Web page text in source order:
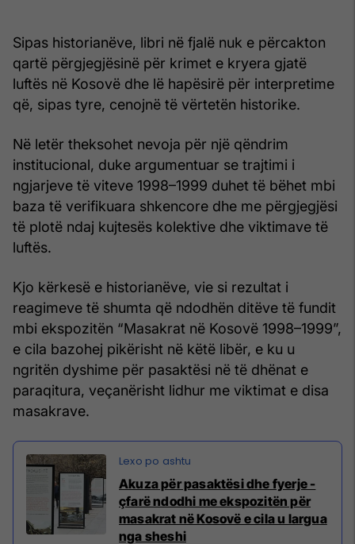
Sipas historianëve, libri në fjalë nuk e përcakton
qartë përgjegjësinë për krimet e kryera gjatë
luftës në Kosovë dhe lë hapësirë për interpretime
që, sipas tyre, cenojnë të vërtetën historike.
Në letër theksohet nevoja për një qëndrim
institucional, duke argumentuar se trajtimi i
ngjarjeve të viteve 1998–1999 duhet të bëhet mbi
baza të verifikuara shkencore dhe me përgjegjësi
të plotë ndaj kujtesës kolektive dhe viktimave të
luftës.
Kjo kërkesë e historianëve, vie si rezultat i
reagimeve të shumta që ndodhën ditëve të fundit
mbi ekspozitën “Masakrat në Kosovë 1998–1999”,
e cila bazohej pikërisht në këtë libër, e ku u
ngritën dyshime për pasaktësi në të dhënat e
paraqitura, veçanërisht lidhur me viktimat e disa
masakrave.
Akuza për pasaktësi dhe fyerje -
çfarë ndodhi me ekspozitën për
masakrat në Kosovë e cila u largua
nga sheshi